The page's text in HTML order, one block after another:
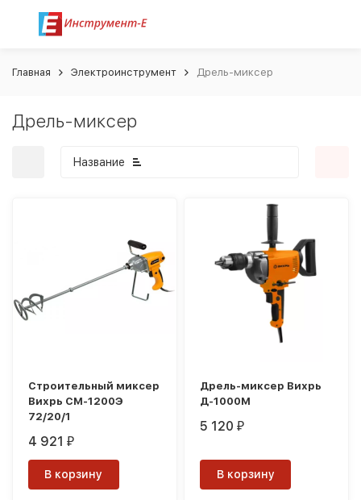
Главная Электроинструмент Дрель-миксер
Дрель-миксер
Название
покупателей
Строительный миксер
Вихрь СМ-1200Э
72/20/1
4 921₽
В корзину
Дрель-миксер Вихрь
Д-1000М
5 120₽
В корзину